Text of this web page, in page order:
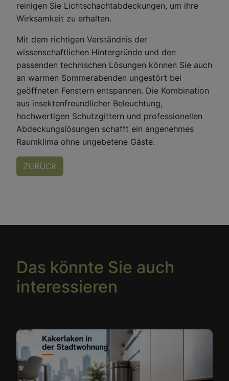
ZURÜCK
reinigen Sie Lichtschachtabdeckungen, um ihre
Wirksamkeit zu erhalten.
Mit dem richtigen Verständnis der
wissenschaftlichen Hintergründe und den
passenden technischen Lösungen können Sie auch
an warmen Sommerabenden ungestört bei
geöffneten Fenstern entspannen. Die Kombination
aus insektenfreundlicher Beleuchtung,
hochwertigen Schutzgittern und professionellen
Abdeckungslösungen schafft ein angenehmes
Raumklima ohne ungebetene Gäste.
Das könnte Sie auch
interessieren